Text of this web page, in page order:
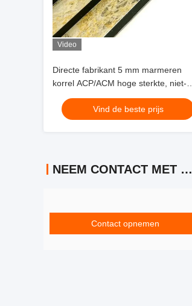
Video
Directe fabrikant 5 mm marmeren
korrel ACP/ACM hoge sterkte, niet-
ontvlambaar, voor interieur decoratie
van de liftcabineVind de beste prijs
NEEM CONTACT MET ONS OP
Contact opnemen